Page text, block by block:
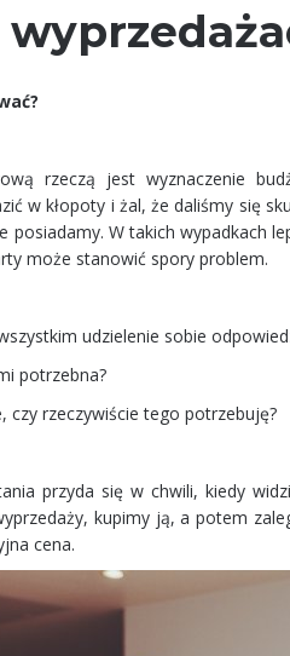
rzeczą jest wyznaczenie
w kłopoty i żal, że daliśmy się
W takich wypadkach
może stanowić spory problem.
udzielenie sobie
potrzebna?
czy rzeczywiście tego potrzebuję?
przyda się w chwili, kiedy
kupimy ją, a potem
cena.